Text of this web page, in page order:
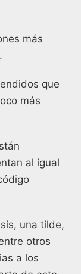
más
que
más
al igual
una tilde,
otros
a los